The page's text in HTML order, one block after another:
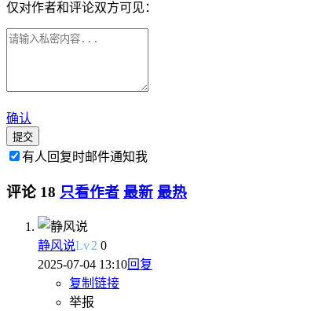
仅对作者和评论双方可见：
确认
提交
有人回复时邮件通知我
评论 18 只看作者 最新 最热
静风说Lv2 0
2025-07-04 13:10回复
复制链接
举报